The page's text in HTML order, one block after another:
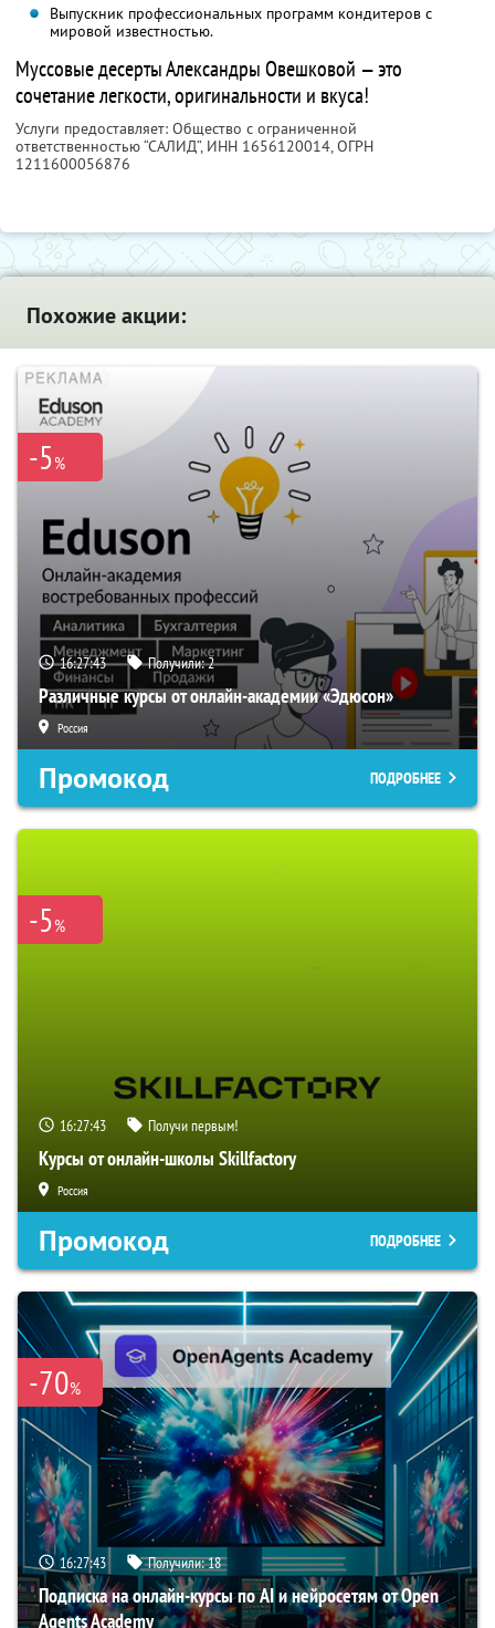
Выпускник профессиональных программ кондитеров с
мировой известностью.
Муссовые десерты Александры Овешковой — это
сочетание легкости, оригинальности и вкуса!
Услуги предоставляет: Общество с ограниченной
ответственностью “САЛИД”, ИНН 1656120014, ОГРН
1211600056876
Похожие акции:
-5%
16:27:42 Получили:2
Различные курсы от онлайн-академии «Эдюсон»
Россия
Промокод ПОДРОБНЕЕ
-5%
16:27:42 Получи первым!
Курсы от онлайн-школы Skillfactory
Россия
Промокод ПОДРОБНЕЕ
-70%
16:27:42 Получили:18
Подписка на онлайн-курсы по AI и нейросетям от Open
Agents Academy